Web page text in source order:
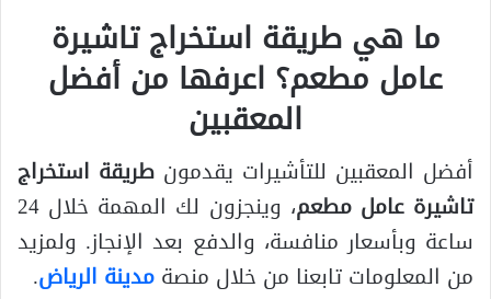
ما هي طريقة استخراج تاشيرة
عامل مطعم؟ اعرفها من أفضل
المعقبين
أفضل المعقبين للتأشيرات يقدمون طريقة استخراج
تاشيرة عامل مطعم
، وينجزون لك المهمة خلال 24
ساعة وبأسعار منافسة، والدفع بعد الإنجاز. ولمزيد
من المعلومات تابعنا من خلال منصةمدينة الرياض.